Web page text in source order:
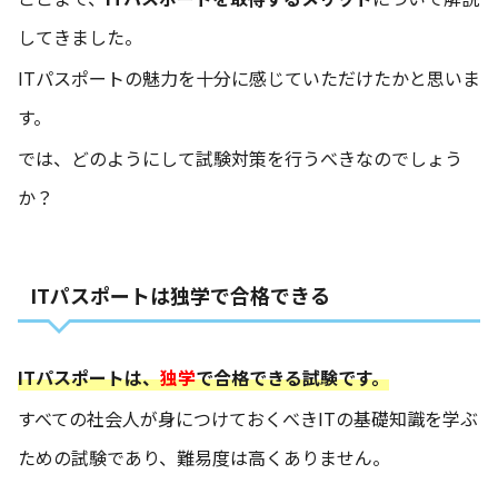
してきました。
ITパスポートの魅力を十分に感じていただけたかと思いま
す。
では、どのようにして試験対策を行うべきなのでしょう
か？
ITパスポートは独学で合格できる
ITパスポートは、独学で合格できる試験です。
すべての社会人が身につけておくべきITの基礎知識を学ぶ
ための試験であり、難易度は高くありません。